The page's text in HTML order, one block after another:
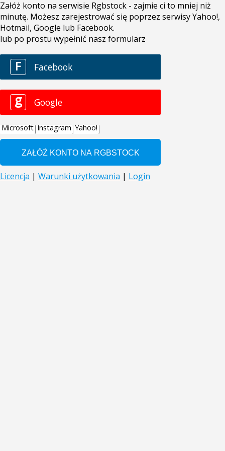
Załóż konto na serwisie Rgbstock - zajmie ci to mniej niż
minutę. Możesz zarejestrować się poprzez serwisy Yahoo!,
Hotmail, Google lub Facebook.
lub po prostu wypełnić nasz formularz
F Facebook
g Google
Microsoft Instagram Yahoo!
Licencja | Warunki użytkowania | Login